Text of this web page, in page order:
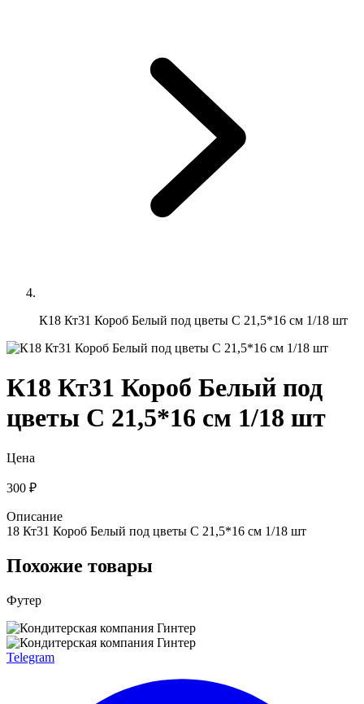
К18 Кт31 Короб Белый под цветы C 21,5*16 см 1/18 шт
К18 Кт31 Короб Белый под
цветы C 21,5*16 см 1/18 шт
Цена
300 ₽
Описание
18 Кт31 Короб Белый под цветы C 21,5*16 см 1/18 шт
Похожие товары
Футер
Telegram